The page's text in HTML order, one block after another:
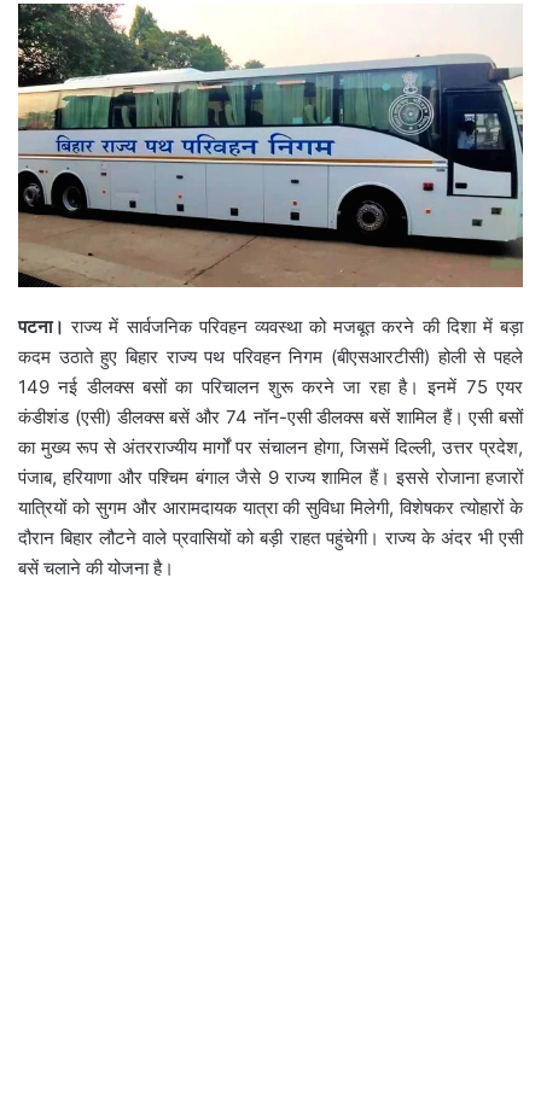
पटना। राज्य में सार्वजनिक परिवहन व्यवस्था को मजबूत करने की दिशा में बड़ा
कदम उठाते हुए बिहार राज्य पथ परिवहन निगम (बीएसआरटीसी) होली से पहले
149 नई डीलक्स बसों का परिचालन शुरू करने जा रहा है। इनमें 75 एयर
कंडीशंड (एसी) डीलक्स बसें और 74 नॉन-एसी डीलक्स बसें शामिल हैं। एसी बसों
का मुख्य रूप से अंतरराज्यीय मार्गों पर संचालन होगा, जिसमें दिल्ली, उत्तर प्रदेश,
पंजाब, हरियाणा और पश्चिम बंगाल जैसे 9 राज्य शामिल हैं। इससे रोजाना हजारों
यात्रियों को सुगम और आरामदायक यात्रा की सुविधा मिलेगी, विशेषकर त्योहारों के
दौरान बिहार लौटने वाले प्रवासियों को बड़ी राहत पहुंचेगी। राज्य के अंदर भी एसी
बसें चलाने की योजना है।